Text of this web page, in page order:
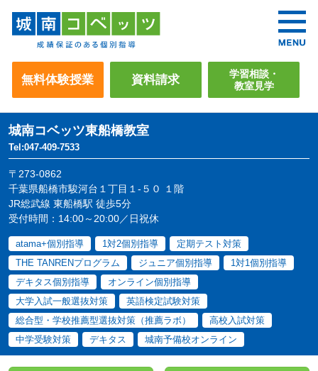
無料体験授業 資料請求
学習相談・
教室見学
城南コベッツ東船橋教室
Tel:047-409-7533
〒273-0862
千葉県船橋市駿河台１丁目１-５０ １階
JR総武線 東船橋駅 徒歩5分
受付時間：14:00～20:00／日祝休
atama+個別指導 1対2個別指導
定期テスト対策
THE TANRENプログラム
ジュニア個別指導
1対1個別指導
デキタス個別指導
オンライン個別指導
大学入試一般選抜対策
英語検定試験対策
総合型・学校推薦型選抜対策（推薦ラボ）
高校入試対策
中学受験対策
デキタス 城南予備校オンライン